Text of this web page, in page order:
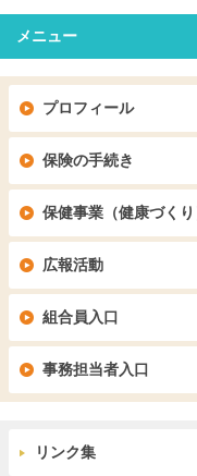
メニュー
プロフィール
保険の手続き
保健事業（健康づくり
広報活動
組合員入口
事務担当者入口
リンク集